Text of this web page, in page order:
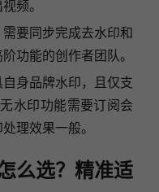
频。
要同步完成去水印和
功能的创作者团队。
身品牌水印，且仅支
水印功能需要订阅会
理效果一般。
么选？精准适